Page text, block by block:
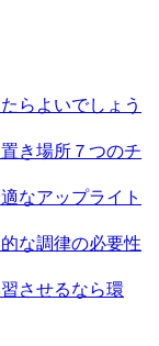
らよいでしょう
き場所７つのチ
なアップライト
な調律の必要性
させるなら環